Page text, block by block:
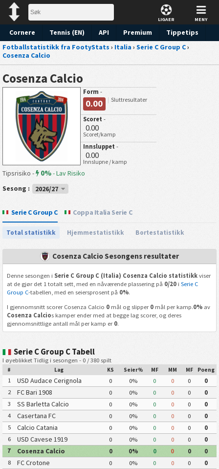
LIGAER MENY
Cornere Tennis (EN) API Premium
Tippetips
Fotballstatistikk fra FootyStats › Italia › Serie C Group C›
Cosenza Calcio
Cosenza Calcio
Form -
0.00 Sluttresultater
Scoret -
0.00
Scoret/kamp
Innsluppet -
0.00
Innslupne / kamp
Tipsrisiko - 0%-Lav Risiko
Sesong :
2026/27
Serie C Group C Coppa Italia Serie C
Total statistikk Hjemmestatistikk Bortestatistikk
Cosenza Calcio Sesongens resultater
Denne sesongen i Serie C Group C (Italia) Cosenza Calcio statistikkviser
at de gjør det 1 totalt sett, med en nåværende plassering på 0/20i Serie C
Group C-tabellen, med en seiersprosent på 0%.
I gjennomsnitt scorer Cosenza Calcio 0mål og slipper 0mål per kamp.0%av
Cosenza Calcios kamper ender med at begge lag scorer, og deres
gjennomsnittlige antall mål per kamp er 0.
Serie C Group C Tabell
I øyeblikket Tidlig i sesongen - 0 / 380 spilt
# Lag KS Seier% MF MM MF Poeng
1 USD Audace Cerignola 0 0% 0 0 0
0
2
FC Bari 1908 0 0% 0 0 0
0
3
SS Barletta Calcio 0 0% 0 0 0
0
4
Casertana FC 0 0% 0 0 0
0
5
Calcio Catania 0 0% 0 0 0
0
6
USD Cavese 1919 0 0% 0 0 0
0
7
Cosenza Calcio 0 0% 0 0 0
0
8
FC Crotone 0 0% 0 0 0
0